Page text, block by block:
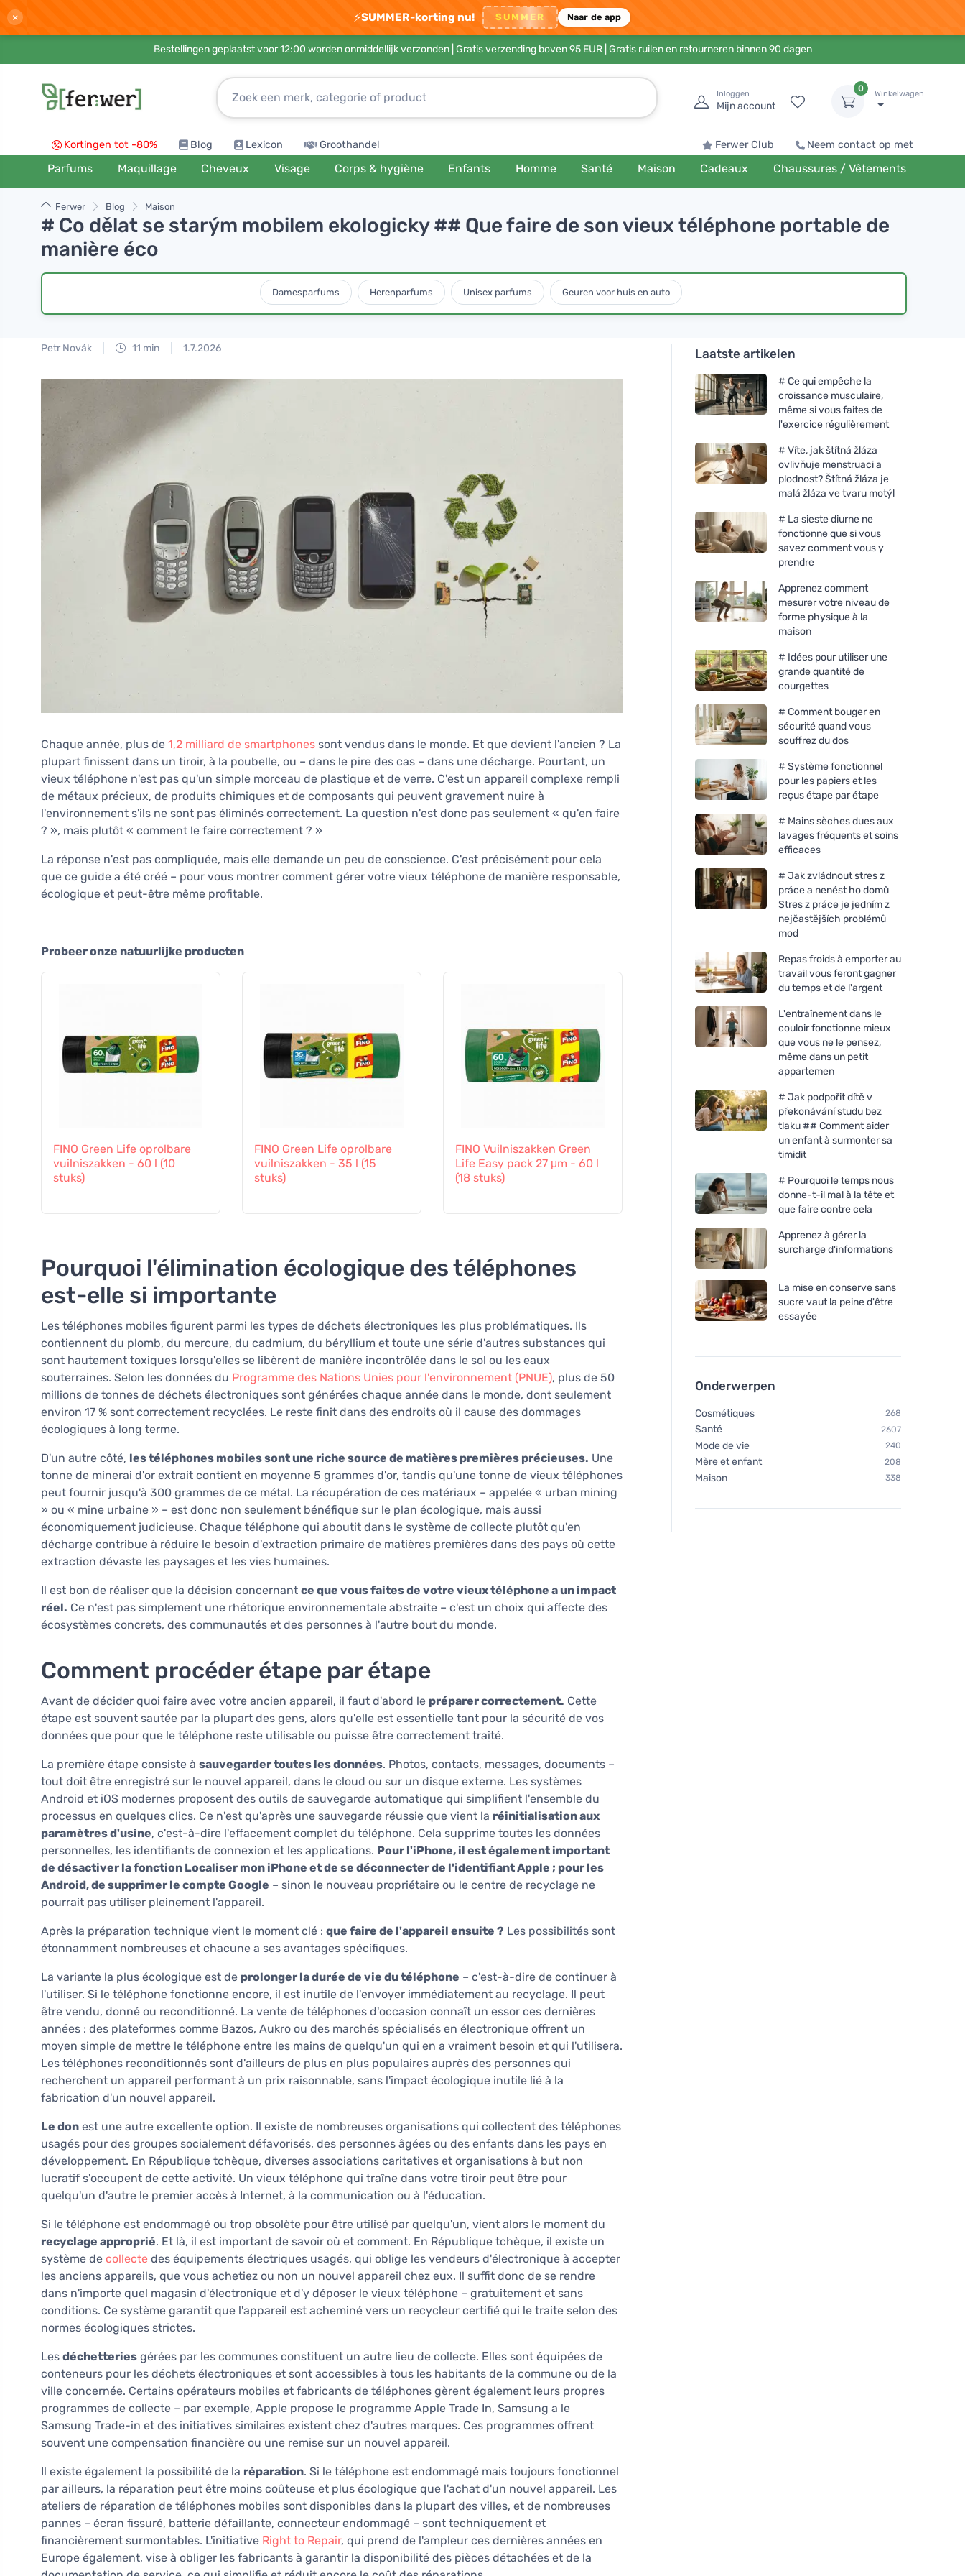
× ⚡SUMMER-korting nu! SUMMER Naar de app
Bestellingen geplaatst voor 12:00 worden onmiddellijk verzonden | Gratis verzending boven 95 EUR| Gratis ruilen en retourneren binnen 90 dagen
Inloggen
Mijn account
0
Winkelwagen
Kortingen tot -80% Blog Lexicon Groothandel Ferwer Club Neem contact op met
Parfums Maquillage Cheveux Visage Corps & hygiène Enfants Homme Santé Maison Cadeaux Chaussures / Vêtements
Ferwer Blog Maison
# Co dělat se starým mobilem ekologicky ## Que faire de son vieux téléphone portable de
manière éco
Damesparfums Herenparfums Unisex parfums Geuren voor huis en auto
Petr Novák 11 min 1.7.2026
Chaque année, plus de 1,2 milliard de smartphones sont vendus dans le monde. Et que devient l'ancien ? La
plupart finissent dans un tiroir, à la poubelle, ou – dans le pire des cas – dans une décharge. Pourtant, un
vieux téléphone n'est pas qu'un simple morceau de plastique et de verre. C'est un appareil complexe rempli
de métaux précieux, de produits chimiques et de composants qui peuvent gravement nuire à
l'environnement s'ils ne sont pas éliminés correctement. La question n'est donc pas seulement « qu'en faire
? », mais plutôt « comment le faire correctement ? »
La réponse n'est pas compliquée, mais elle demande un peu de conscience. C'est précisément pour cela
que ce guide a été créé – pour vous montrer comment gérer votre vieux téléphone de manière responsable,
écologique et peut-être même profitable.
Probeer onze natuurlijke producten
FINO Green Life oprolbare
vuilniszakken - 60 l (10
stuks)
FINO Green Life oprolbare
vuilniszakken - 35 l (15
stuks)
FINO Vuilniszakken Green
Life Easy pack 27 μm - 60 l
(18 stuks)
FINO Vuilniszakken Green
(22 stuks)
(8 stuks)
Pourquoi l'élimination écologique des téléphones
est-elle si importante
Les téléphones mobiles figurent parmi les types de déchets électroniques les plus problématiques. Ils
contiennent du plomb, du mercure, du cadmium, du béryllium et toute une série d'autres substances qui
sont hautement toxiques lorsqu'elles se libèrent de manière incontrôlée dans le sol ou les eaux
souterraines. Selon les données du Programme des Nations Unies pour l'environnement (PNUE), plus de 50
millions de tonnes de déchets électroniques sont générées chaque année dans le monde, dont seulement
environ 17 % sont correctement recyclées. Le reste finit dans des endroits où il cause des dommages
écologiques à long terme.
D'un autre côté, les téléphones mobiles sont une riche source de matières premières précieuses. Une
tonne de minerai d'or extrait contient en moyenne 5 grammes d'or, tandis qu'une tonne de vieux téléphones
peut fournir jusqu'à 300 grammes de ce métal. La récupération de ces matériaux – appelée « urban mining
» ou « mine urbaine » – est donc non seulement bénéfique sur le plan écologique, mais aussi
économiquement judicieuse. Chaque téléphone qui aboutit dans le système de collecte plutôt qu'en
décharge contribue à réduire le besoin d'extraction primaire de matières premières dans des pays où cette
extraction dévaste les paysages et les vies humaines.
Il est bon de réaliser que la décision concernant ce que vous faites de votre vieux téléphone a un impact
réel. Ce n'est pas simplement une rhétorique environnementale abstraite – c'est un choix qui affecte des
écosystèmes concrets, des communautés et des personnes à l'autre bout du monde.
Comment procéder étape par étape
Avant de décider quoi faire avec votre ancien appareil, il faut d'abord le préparer correctement. Cette
étape est souvent sautée par la plupart des gens, alors qu'elle est essentielle tant pour la sécurité de vos
données que pour que le téléphone reste utilisable ou puisse être correctement traité.
La première étape consiste à sauvegarder toutes les données. Photos, contacts, messages, documents –
tout doit être enregistré sur le nouvel appareil, dans le cloud ou sur un disque externe. Les systèmes
Android et iOS modernes proposent des outils de sauvegarde automatique qui simplifient l'ensemble du
processus en quelques clics. Ce n'est qu'après une sauvegarde réussie que vient la réinitialisation aux
paramètres d'usine, c'est-à-dire l'effacement complet du téléphone. Cela supprime toutes les données
personnelles, les identifiants de connexion et les applications. Pour l'iPhone, il est également important
de désactiver la fonction Localiser mon iPhone et de se déconnecter de l'identifiant Apple ; pour les
Android, de supprimer le compte Google – sinon le nouveau propriétaire ou le centre de recyclage ne
pourrait pas utiliser pleinement l'appareil.
Après la préparation technique vient le moment clé : que faire de l'appareil ensuite ? Les possibilités sont
étonnamment nombreuses et chacune a ses avantages spécifiques.
La variante la plus écologique est de prolonger la durée de vie du téléphone – c'est-à-dire de continuer à
l'utiliser. Si le téléphone fonctionne encore, il est inutile de l'envoyer immédiatement au recyclage. Il peut
être vendu, donné ou reconditionné. La vente de téléphones d'occasion connaît un essor ces dernières
années : des plateformes comme Bazos, Aukro ou des marchés spécialisés en électronique offrent un
moyen simple de mettre le téléphone entre les mains de quelqu'un qui en a vraiment besoin et qui l'utilisera.
Les téléphones reconditionnés sont d'ailleurs de plus en plus populaires auprès des personnes qui
recherchent un appareil performant à un prix raisonnable, sans l'impact écologique inutile lié à la
fabrication d'un nouvel appareil.
Le don est une autre excellente option. Il existe de nombreuses organisations qui collectent des téléphones
usagés pour des groupes socialement défavorisés, des personnes âgées ou des enfants dans les pays en
développement. En République tchèque, diverses associations caritatives et organisations à but non
lucratif s'occupent de cette activité. Un vieux téléphone qui traîne dans votre tiroir peut être pour
quelqu'un d'autre le premier accès à Internet, à la communication ou à l'éducation.
Si le téléphone est endommagé ou trop obsolète pour être utilisé par quelqu'un, vient alors le moment du
recyclage approprié. Et là, il est important de savoir où et comment. En République tchèque, il existe un
système de collecte des équipements électriques usagés, qui oblige les vendeurs d'électronique à accepter
les anciens appareils, que vous achetiez ou non un nouvel appareil chez eux. Il suffit donc de se rendre
dans n'importe quel magasin d'électronique et d'y déposer le vieux téléphone – gratuitement et sans
conditions. Ce système garantit que l'appareil est acheminé vers un recycleur certifié qui le traite selon des
normes écologiques strictes.
Les déchetteries gérées par les communes constituent un autre lieu de collecte. Elles sont équipées de
conteneurs pour les déchets électroniques et sont accessibles à tous les habitants de la commune ou de la
ville concernée. Certains opérateurs mobiles et fabricants de téléphones gèrent également leurs propres
programmes de collecte – par exemple, Apple propose le programme Apple Trade In, Samsung a le
Samsung Trade-in et des initiatives similaires existent chez d'autres marques. Ces programmes offrent
souvent une compensation financière ou une remise sur un nouvel appareil.
Il existe également la possibilité de la réparation. Si le téléphone est endommagé mais toujours fonctionnel
par ailleurs, la réparation peut être moins coûteuse et plus écologique que l'achat d'un nouvel appareil. Les
ateliers de réparation de téléphones mobiles sont disponibles dans la plupart des villes, et de nombreuses
pannes – écran fissuré, batterie défaillante, connecteur endommagé – sont techniquement et
financièrement surmontables. L'initiative Right to Repair, qui prend de l'ampleur ces dernières années en
Europe également, vise à obliger les fabricants à garantir la disponibilité des pièces détachées et de la
Laatste artikelen
# Ce qui empêche la
croissance musculaire,
même si vous faites de
l'exercice régulièrement
# Víte, jak štítná žláza
ovlivňuje menstruaci a
plodnost? Štítná žláza je
malá žláza ve tvaru motýl
# La sieste diurne ne
fonctionne que si vous
savez comment vous y
prendre
Apprenez comment
mesurer votre niveau de
forme physique à la
maison
# Idées pour utiliser une
grande quantité de
courgettes
# Comment bouger en
sécurité quand vous
souffrez du dos
# Système fonctionnel
pour les papiers et les
reçus étape par étape
# Mains sèches dues aux
lavages fréquents et soins
efficaces
# Jak zvládnout stres z
práce a nenést ho domů
Stres z práce je jedním z
nejčastějších problémů
mod
Repas froids à emporter au
travail vous feront gagner
du temps et de l'argent
L'entraînement dans le
couloir fonctionne mieux
que vous ne le pensez,
même dans un petit
appartemen
# Jak podpořit dítě v
překonávání studu bez
tlaku ## Comment aider
un enfant à surmonter sa
timidit
# Pourquoi le temps nous
donne-t-il mal à la tête et
que faire contre cela
Apprenez à gérer la
surcharge d'informations
La mise en conserve sans
sucre vaut la peine d'être
essayée
Onderwerpen
Cosmétiques 268
Santé 2607
Mode de vie 240
Mère et enfant 208
Maison 338